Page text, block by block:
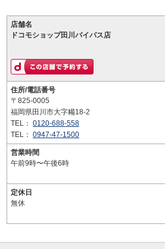
店舗名
ドコモショップ田川バイパス店
住所/電話番号
〒825-0005
福岡県田川市大字糒18-2
TEL： 0120-688-558
TEL： 0947-47-1500
営業時間
午前9時〜午後6時
定休日
無休